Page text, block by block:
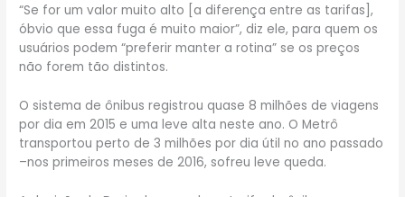
“Se for um valor muito alto [a diferença entre as tarifas],
óbvio que essa fuga é muito maior”, diz ele, para quem os
usuários podem “preferir manter a rotina” se os preços
não forem tão distintos.
O sistema de ônibus registrou quase 8 milhões de viagens
por dia em 2015 e uma leve alta neste ano. O Metrô
transportou perto de 3 milhões por dia útil no ano passado
–nos primeiros meses de 2016, sofreu leve queda.